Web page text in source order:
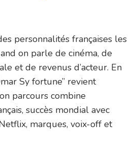
personnalités françaises les
on parle de cinéma, de
et de revenus d’acteur. En
Sy fortune” revient
parcours combine
succès mondial avec
marques, voix-off et